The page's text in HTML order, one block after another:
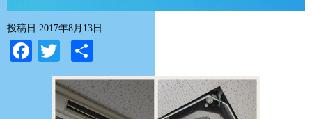
投稿日 2017年8月13日
Facebook
Twitter
有